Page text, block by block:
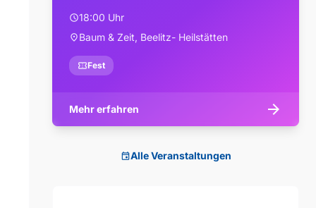
schedule18:00 Uhr
location_onBaum & Zeit, Beelitz- Heilstätten
confirmation_numberFest
Mehr erfahren arrow_forward
eventAlle Veranstaltungen